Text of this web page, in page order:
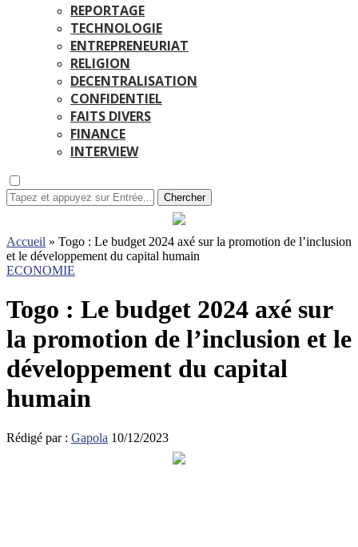
REPORTAGE
TECHNOLOGIE
ENTREPRENEURIAT
RELIGION
DECENTRALISATION
CONFIDENTIEL
FAITS DIVERS
FINANCE
INTERVIEW
Chercher
Accueil » Togo : Le budget 2024 axé sur la promotion de l’inclusion
et le développement du capital humain
ECONOMIE
Togo : Le budget 2024 axé sur
la promotion de l’inclusion et le
développement du capital
humain
Rédigé par : Gapola 10/12/2023